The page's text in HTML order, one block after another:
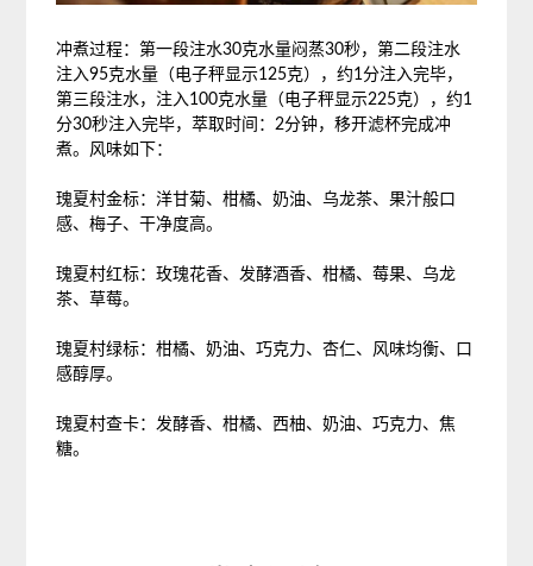
冲煮过程：第一段注水30克水量闷蒸30秒，第二段注水
注入95克水量（电子秤显示125克），约1分注入完毕，
第三段注水，注入100克水量（电子秤显示225克），约1
分30秒注入完毕，萃取时间：2分钟，移开滤杯完成冲
煮。风味如下：
瑰夏村金标：洋甘菊、柑橘、奶油、乌龙茶、果汁般口
感、梅子、干净度高。
瑰夏村红标：玫瑰花香、发酵酒香、柑橘、莓果、乌龙
茶、草莓。
瑰夏村绿标：柑橘、奶油、巧克力、杏仁、风味均衡、口
感醇厚。
瑰夏村查卡：发酵香、柑橘、西柚、奶油、巧克力、焦
糖。